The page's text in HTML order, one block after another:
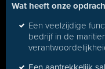
Wat heeft onze
Een veelzijdige
bedrijf in de